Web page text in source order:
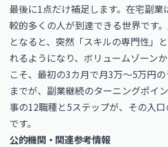
最後に1点だけ補足します。在宅副
較的多くの人が到達できる世界です
となると、突然「スキルの専門性」
れるようになり、ボリュームゾーン
こそ、最初の3カ月で月3万〜5万円
までが、副業継続のターニングポイ
事の12職種と5ステップが、その入
です。
公的機関・関連参考情報